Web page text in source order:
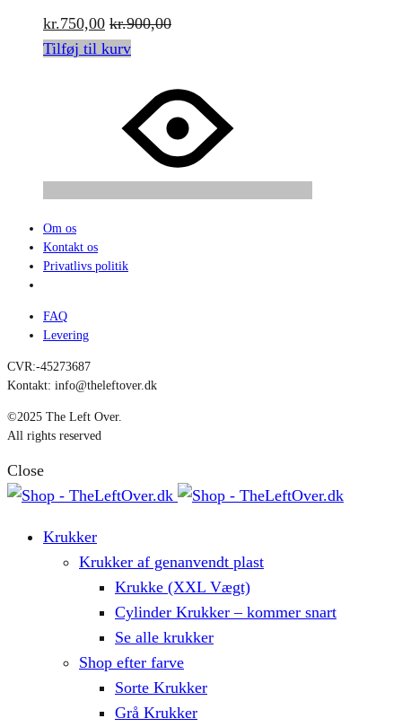
kr.750,00 kr.900,00
Tilføj til kurv
Om os
Kontakt os
Privatlivs politik
FAQ
Levering
CVR:-45273687
Kontakt: info@theleftover.dk
©2025 The Left Over.
All rights reserved
Close
Krukker
Krukker af genanvendt plast
Krukke (XXL Vægt)
Cylinder Krukker – kommer snart
Se alle krukker
Shop efter farve
Sorte Krukker
Grå Krukker